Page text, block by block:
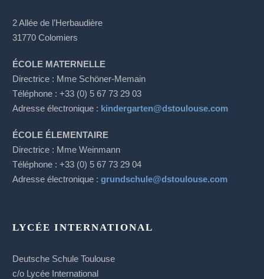
2 Allée de l’Herbaudière
31770 Colomiers
ÉCOLE MATERNELLE
Directrice : Mme Schöner-Memain
Téléphone : +33 (0) 5 67 73 29 03
Adresse électronique : kindergarten@dstoulouse.com
ÉCOLE ÉLEMENTAIRE
Directrice : Mme Weinmann
Téléphone : +33 (0) 5 67 73 29 04
Adresse électronique :grundschule@dstoulouse.com
LYCÉE INTERNATIONAL
Deutsche Schule Toulouse
c/o Lycée International